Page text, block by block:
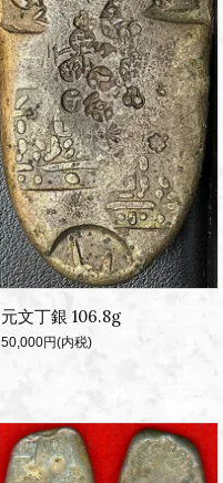
元文丁銀 106.8g
50,000円(内税)